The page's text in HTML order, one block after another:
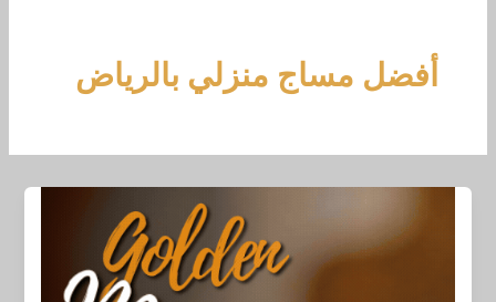
أفضل مساج منزلي بالرياض